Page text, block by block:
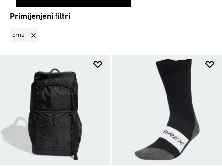
Primijenjeni filtri
crna Ukloni filter Trenutno filtrirano prema BOJA: crna